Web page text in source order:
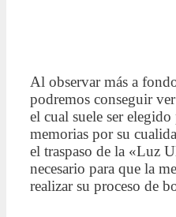
Al observar más a
podremos conseguir
el cual suele ser elegido
memorias por su
el traspaso de la «Luz
necesario para que la
realizar su proceso de